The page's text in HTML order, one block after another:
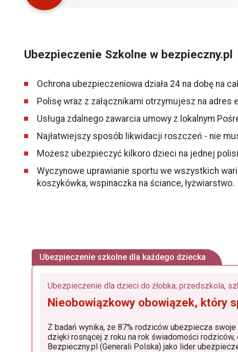
Ubezpieczenie Szkolne w bezpieczny.pl
Ochrona ubezpieczeniowa działa 24 na dobę na
Polisę wraz z załącznikami otrzymujesz na adres
Usługa zdalnego zawarcia umowy z lokalnym
Najłatwiejszy sposób likwidacji roszczeń - nie
Możesz ubezpieczyć kilkoro dzieci na jednej
Wyczynowe uprawianie sportu we wszystkich
koszykówka, wspinaczka na ściance, łyżwiarstwo.
Ubezpieczenie szkolne dla każdego dziecka
Nieobowiązkowy obowiązek, który
Z badań wynika, że 87% rodziców ubezpiecza swoje dzieci.
dzięki rosnącej z roku na rok świadomości rodziców, dostępności produktów, w których znaczącą rolę odgrywa
Bezpieczny.pl (Generali Polska) jako